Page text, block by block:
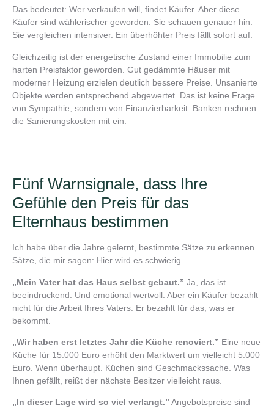
Das bedeutet: Wer verkaufen will, findet Käufer. Aber diese
Käufer sind wählerischer geworden. Sie schauen genauer hin.
Sie vergleichen intensiver. Ein überhöhter Preis fällt sofort auf.
Gleichzeitig ist der energetische Zustand einer Immobilie zum
harten Preisfaktor geworden. Gut gedämmte Häuser mit
moderner Heizung erzielen deutlich bessere Preise. Unsanierte
Objekte werden entsprechend abgewertet. Das ist keine Frage
von Sympathie, sondern von Finanzierbarkeit: Banken rechnen
die Sanierungskosten mit ein.
Fünf Warnsignale, dass Ihre
Gefühle den Preis für das
Elternhaus bestimmen
Ich habe über die Jahre gelernt, bestimmte Sätze zu erkennen.
Sätze, die mir sagen: Hier wird es schwierig.
„Mein Vater hat das Haus selbst gebaut.” Ja, das ist
beeindruckend. Und emotional wertvoll. Aber ein Käufer bezahlt
nicht für die Arbeit Ihres Vaters. Er bezahlt für das, was er
bekommt.
„Wir haben erst letztes Jahr die Küche renoviert.” Eine neue
Küche für 15.000 Euro erhöht den Marktwert um vielleicht 5.000
Euro. Wenn überhaupt. Küchen sind Geschmackssache. Was
Ihnen gefällt, reißt der nächste Besitzer vielleicht raus.
„In dieser Lage wird so viel verlangt.” Angebotspreise sind